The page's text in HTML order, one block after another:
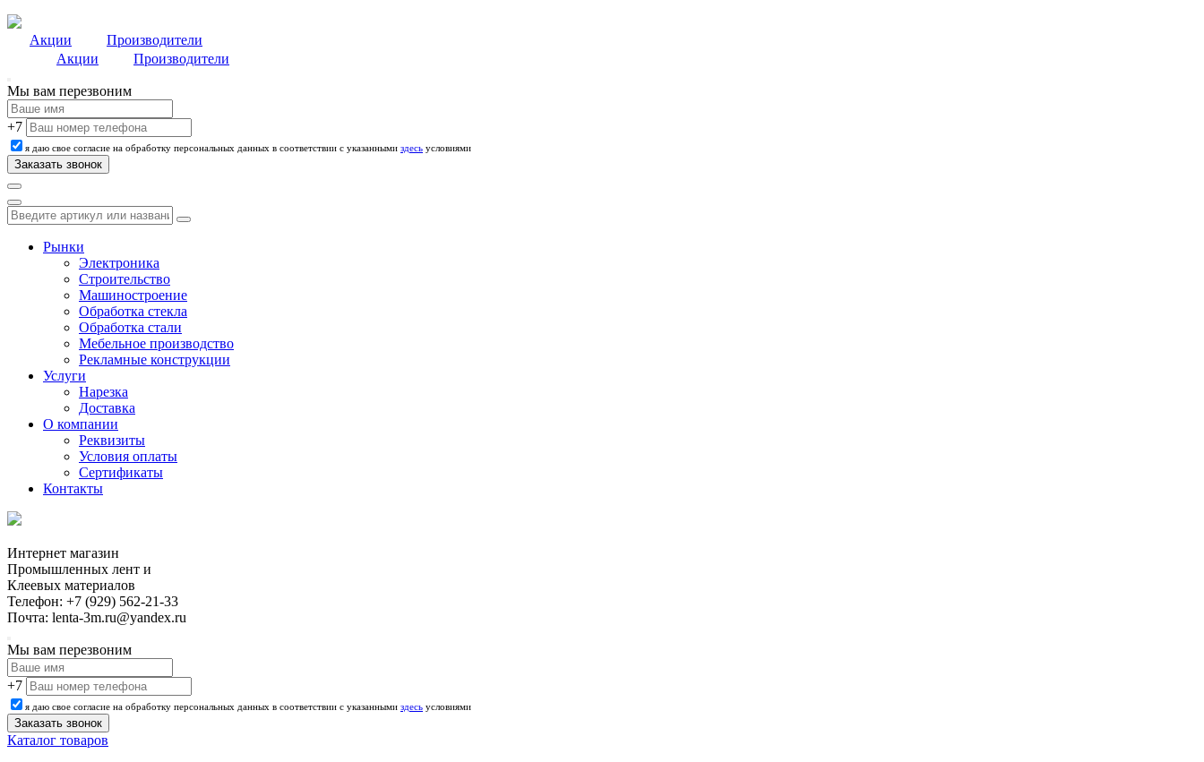
Акции
Производители
Акции
Производители
Мы вам перезвоним
+7
я даю свое согласие на обработку персональных данных в соответствии с указанными здесь условиями
Рынки
Электроника
Строительство
Машиностроение
Обработка стекла
Обработка стали
Мебельное производство
Рекламные конструкции
Услуги
Нарезка
Доставка
О компании
Реквизиты
Условия оплаты
Сертификаты
Контакты
Интернет магазин
Промышленных лент и
Клеевых материалов
Телефон: +7 (929) 562-21-33
Почта: lenta-3m.ru@yandex.ru
Мы вам перезвоним
+7
я даю свое согласие на обработку персональных данных в соответствии с указанными здесь условиями
Каталог товаров